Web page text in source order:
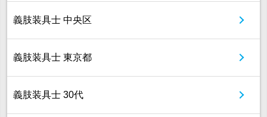
義肢装具士 中央区
義肢装具士 東京都
義肢装具士 30代